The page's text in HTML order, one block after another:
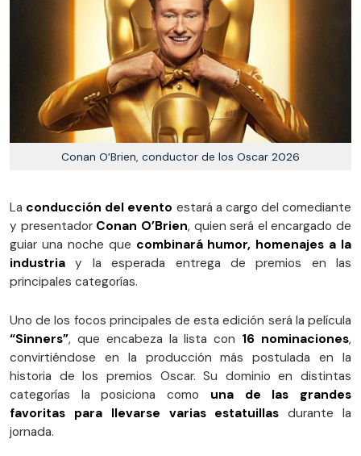
Conan O’Brien, conductor de los Oscar 2026
La conducción del evento estará a cargo del comediante
y presentador Conan O’Brien, quien será el encargado de
guiar una noche que combinará humor, homenajes a la
industriay la esperada entrega de premios en las
principales categorías.
Uno de los focos principales de esta edición será la película
“Sinners”, que encabeza la lista con 16 nominaciones,
convirtiéndose en la producción más postulada en la
historia de los premios Oscar. Su dominio en distintas
categorías la posiciona como una de las grandes
favoritas para llevarse varias estatuillasdurante la
jornada.